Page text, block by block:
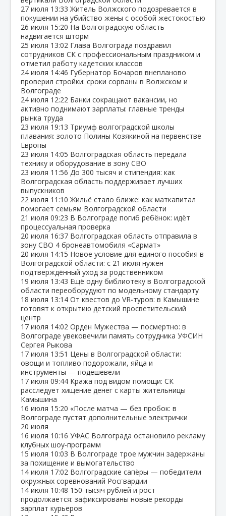
27 июля 13:33 Житель Волжского подозревается в
покушении на убийство жены с особой жестокостью
26 июля 15:20 На Волгоградскую область
надвигается шторм
25 июля 13:02 Глава Волгограда поздравил
сотрудников СК с профессиональным праздником и
отметил работу кадетских классов
24 июля 14:46 Губернатор Бочаров внепланово
проверил стройки: сроки сорваны в Волжском и
Волгограде
24 июля 12:22 Банки сокращают вакансии, но
активно поднимают зарплаты: главные тренды
рынка труда
23 июля 19:13 Триумф волгоградской школы
плавания: золото Полины Козякиной на первенстве
Европы
23 июля 14:05 Волгоградская область передала
технику и оборудование в зону СВО
23 июля 11:56 До 300 тысяч и стипендия: как
Волгоградская область поддерживает лучших
выпускников
22 июля 11:10 Жильё стало ближе: как маткапитал
помогает семьям Волгоградской области
21 июля 09:23 В Волгограде погиб ребёнок: идёт
процессуальная проверка
20 июля 16:37 Волгоградская область отправила в
зону СВО 4 бронеавтомобиля «Сармат»
20 июля 14:15 Новое условие для единого пособия в
Волгоградской области: с 21 июля нужен
подтверждённый уход за родственником
19 июля 13:43 Ещё одну библиотеку в Волгоградской
области переоборудуют по модельному стандарту
18 июля 13:14 От квестов до VR‑туров: в Камышине
готовят к открытию детский просветительский
центр
17 июля 14:02 Орден Мужества — посмертно: в
Волгограде увековечили память сотрудника УФСИН
Сергея Рыкова
17 июля 13:51 Цены в Волгоградской области:
овощи и топливо подорожали, яйца и
инструменты — подешевели
17 июля 09:44 Кража под видом помощи: СК
расследует хищение денег с карты жительницы
Камышина
16 июля 15:20 «После матча — без пробок: в
Волгограде пустят дополнительные электрички
20 июля
16 июля 10:16 УФАС Волгограда остановило рекламу
клубных шоу‑программ
15 июля 10:03 В Волгограде трое мужчин задержаны
за похищение и вымогательство
14 июля 17:02 Волгоградские сапёры — победители
окружных соревнований Росгвардии
14 июля 10:48 150 тысяч рублей и рост
продолжается: зафиксированы новые рекорды
зарплат курьеров